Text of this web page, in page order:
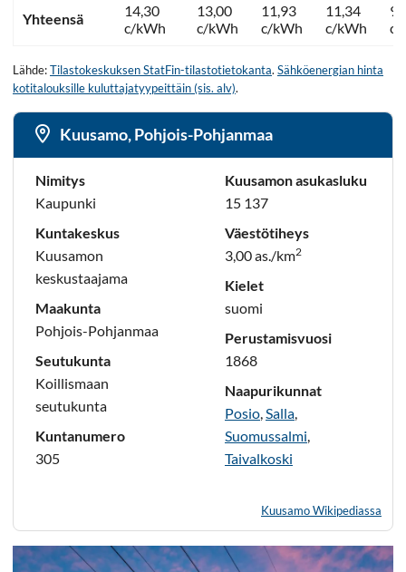
Yhteensä
14,30
c/kWh
13,00
c/kWh
11,93
c/kWh
11,34
c/kWh
c/
Lähde:Tilastokeskuksen StatFin-tilastotietokanta. Sähköenergian hinta
kotitalouksille kuluttajatyypeittäin (sis. alv).
Kuusamo, Pohjois-Pohjanmaa
Nimitys
Kaupunki
Kuntakeskus
Kuusamon
keskustaajama
Maakunta
Pohjois-Pohjanmaa
Seutukunta
Koillismaan
seutukunta
Kuntanumero
305
Kuusamon asukasluku
15 137
Väestötiheys
3,00 as./km2
Kielet
suomi
Perustamisvuosi
1868
Naapurikunnat
Posio Salla
Suomussalmi
Taivalkoski
Kuusamo Wikipediassa